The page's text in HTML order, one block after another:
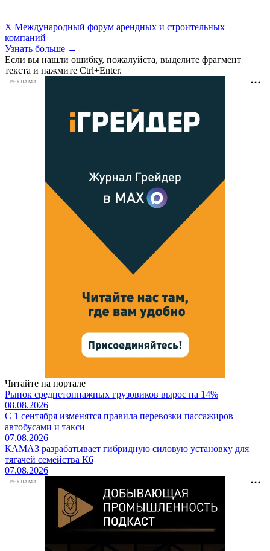
X Международный форум арендных и строительных
компаний
Узнать больше →
Если вы нашли ошибку, пожалуйста, выделите фрагмент
текста и нажмите Ctrl+Enter.
РЕКЛАМА
Читайте на портале
Рынок среднетоннажных грузовиков вырос на 14%
08.08.2026
С 1 сентября изменятся правила перевозки пассажиров
автобусами и такси
07.08.2026
КАМАЗ разрабатывает гибридную силовую установку для
тягачей семейства К6
07.08.2026
РЕКЛАМА